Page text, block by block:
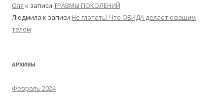
Оля к записи ТРАВМЫ ПОКОЛЕНИЙ
Людмила к записи Не глотать! Что ОБИДА делает с вашим
телом
АРХИВЫ
Февраль 2024